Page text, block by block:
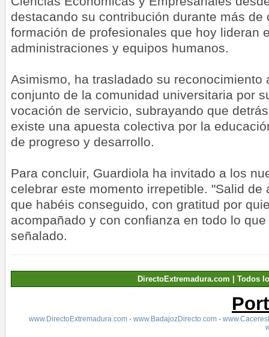
destacando su contribución durante más de
formación de profesionales que hoy lideran
administraciones y equipos humanos.
Asimismo, ha trasladado su reconocimiento
conjunto de la comunidad universitaria por
vocación de servicio, subrayando que
existe una apuesta colectiva por la
de progreso y desarrollo.
Para concluir, Guardiola ha invitado a los
celebrar este momento irrepetible. "Salid de
que habéis conseguido, con gratitud por
acompañado y con confianza en todo lo
señalado.
DirectoExtremadura.com | Todos
www.DirectoExtremadura.com- www.BadajozDirecto.com-